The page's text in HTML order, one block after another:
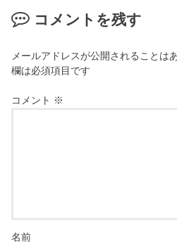
コメントを残す
メールアドレスが公開されることは
欄は必須項目です
コメント ※
名前